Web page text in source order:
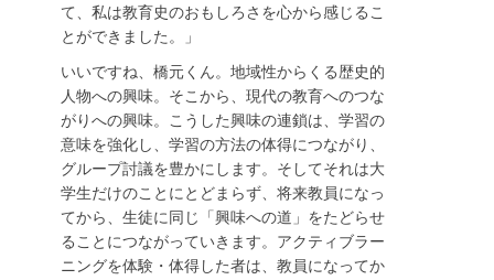
て、私は教育史のおもしろさを心から感じるこ
とができました。」
いいですね、橋元くん。地域性からくる歴史的
人物への興味。そこから、現代の教育へのつな
がりへの興味。こうした興味の連鎖は、学習の
意味を強化し、学習の方法の体得につながり、
グループ討議を豊かにします。そしてそれは大
学生だけのことにとどまらず、将来教員になっ
てから、生徒に同じ「興味への道」をたどらせ
ることにつながっていきます。アクティブラー
ニングを体験・体得した者は、教員になってか